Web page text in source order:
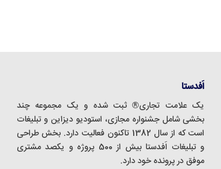
اَفدستا
یک علامت تجاری® ثبت شده و یک مجموعه‌ چند
بخشی شامل جشنواره مجازی، استودیو دیزاین و تبلیغات
است که از سال 1382 تاکنون فعالیت دارد. بخش طراحی
و تبلیغات اَفدستا بیش از 500 پروژه و یکصد مشتری
موفق در پرونده خود دارد.